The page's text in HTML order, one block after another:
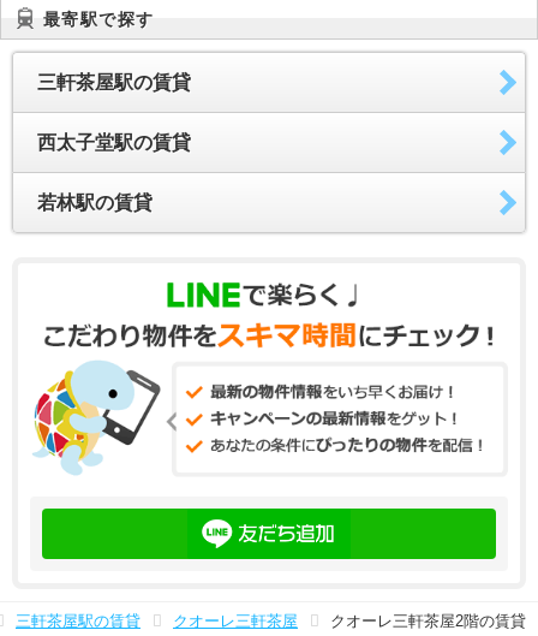
最寄駅で探す
三軒茶屋駅の賃貸
西太子堂駅の賃貸
若林駅の賃貸
三軒茶屋駅の賃貸 クオーレ三軒茶屋 クオーレ三軒茶屋2階の賃貸